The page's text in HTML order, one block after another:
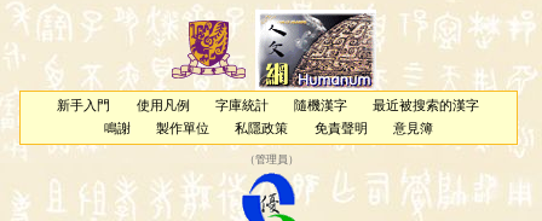
新手入門 使用凡例 字庫統計 隨機漢字
最近被搜索的漢字
鳴謝
製作單位 私隱政策 免責聲明 意見簿
（管理員 ）